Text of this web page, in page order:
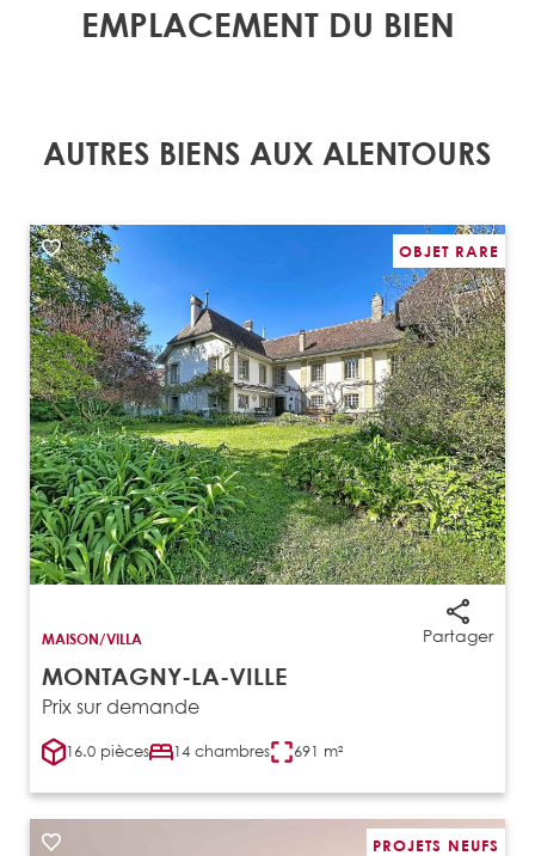
EMPLACEMENT DU BIEN
AUTRES BIENS AUX ALENTOURS
OBJET RARE
Partager
MAISON/VILLA
MONTAGNY-LA-VILLE
Prix sur demande
16.0 pièces 14 chambres 691 m²
PROJETS NEUFS